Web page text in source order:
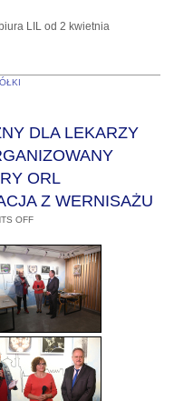
LIL od 2 kwietnia
DLA LEKARZY
ORL
Z WERNISAŻU
OFF